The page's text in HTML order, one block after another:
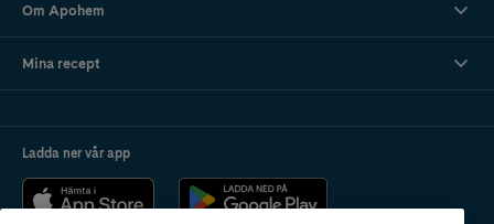
Om Apohem
Mina recept
Ladda ner vår app